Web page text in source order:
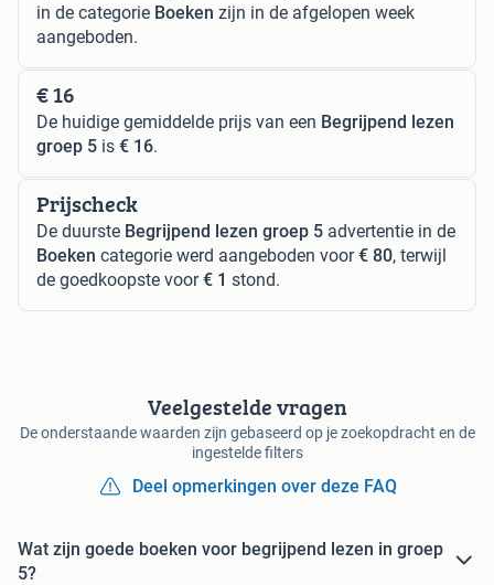
in de categorie Boeken zijn in de afgelopen week
aangeboden.
€ 16
De huidige gemiddelde prijs van een Begrijpend lezen
groep 5 is € 16.
Prijscheck
De duurste Begrijpend lezen groep 5 advertentie in de
Boeken categorie werd aangeboden voor€ 80, terwijl
de goedkoopste voor€ 1 stond.
Veelgestelde vragen
De onderstaande waarden zijn gebaseerd op je zoekopdracht en de
ingestelde filters
Deel opmerkingen over deze FAQ
Wat zijn goede boeken voor begrijpend lezen in groep
5?